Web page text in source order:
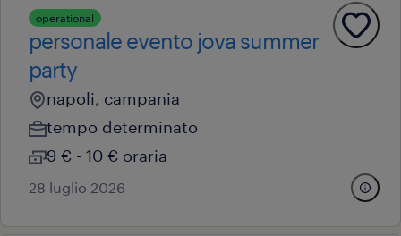
operational
personale evento jova summer
party
napoli, campania
tempo determinato
9 € - 10 € oraria
28 luglio 2026